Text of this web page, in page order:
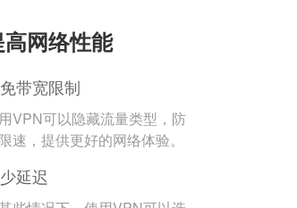
网络性能
带宽限制
VPN可以隐藏流量类型，防
速，提供更好的网络体验。
延迟